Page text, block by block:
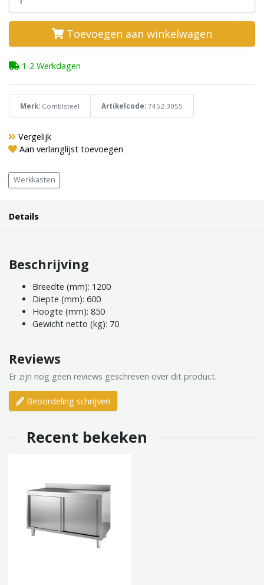
Toevoegen aan winkelwagen
1-2 Werkdagen
Merk: Combisteel Artikelcode: 7452.3055
Vergelijk
Aan verlanglijst toevoegen
Werkkasten
Details
Beschrijving
Breedte (mm): 1200
Diepte (mm): 600
Hoogte (mm): 850
Gewicht netto (kg): 70
Reviews
Er zijn nog geen reviews geschreven over dit product.
Beoordeling schrijven
Recent bekeken